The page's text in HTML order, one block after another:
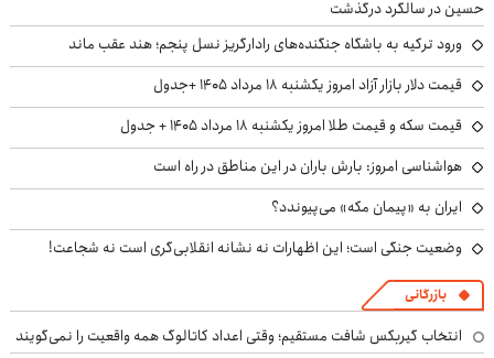
حسین در سالگرد درگذشت
ورود ترکیه به باشگاه جنگنده‌های رادارگریز نسل پنجم؛ هند عقب ماند
قیمت دلار بازار آزاد امروز یکشنبه ۱۸ مرداد ۱۴۰۵ +جدول
قیمت سکه و قیمت طلا امروز یکشنبه ۱۸ مرداد ۱۴۰۵ + جدول
هواشناسی امروز: بارش باران در این مناطق در راه است
ایران به «پیمان مکه» می‌پیوندد؟
وضعیت جنگی است؛ این اظهارات نه نشانه انقلابی‌گری است نه شجاعت!
بازرگانی
انتخاب گیربکس شافت مستقیم؛ وقتی اعداد کاتالوگ همه واقعیت را نمی‌گویند